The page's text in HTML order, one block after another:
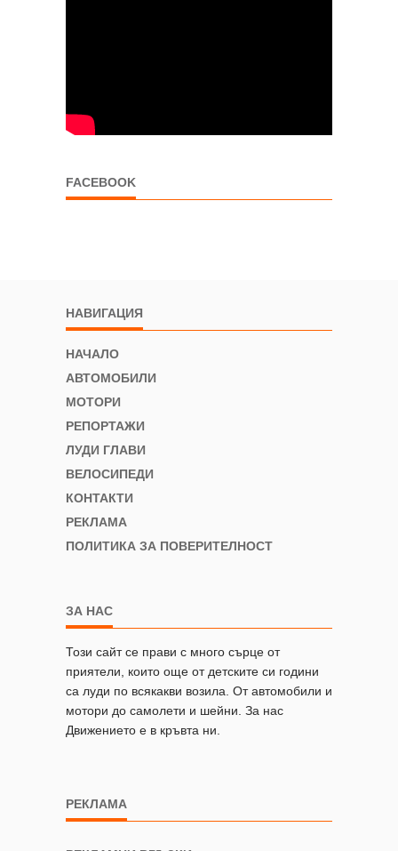
FACEBOOK
НАВИГАЦИЯ
НАЧАЛО
АВТОМОБИЛИ
МОТОРИ
РЕПОРТАЖИ
ЛУДИ ГЛАВИ
ВЕЛОСИПЕДИ
КОНТАКТИ
РЕКЛАМА
ПОЛИТИКА ЗА ПОВЕРИТЕЛНОСТ
ЗА НАС
Този сайт се прави с много сърце от
приятели, които още от детските си години
са луди по всякакви возила. От автомобили и
мотори до самолети и шейни. За нас
Движението е в кръвта ни.
РЕКЛАМА